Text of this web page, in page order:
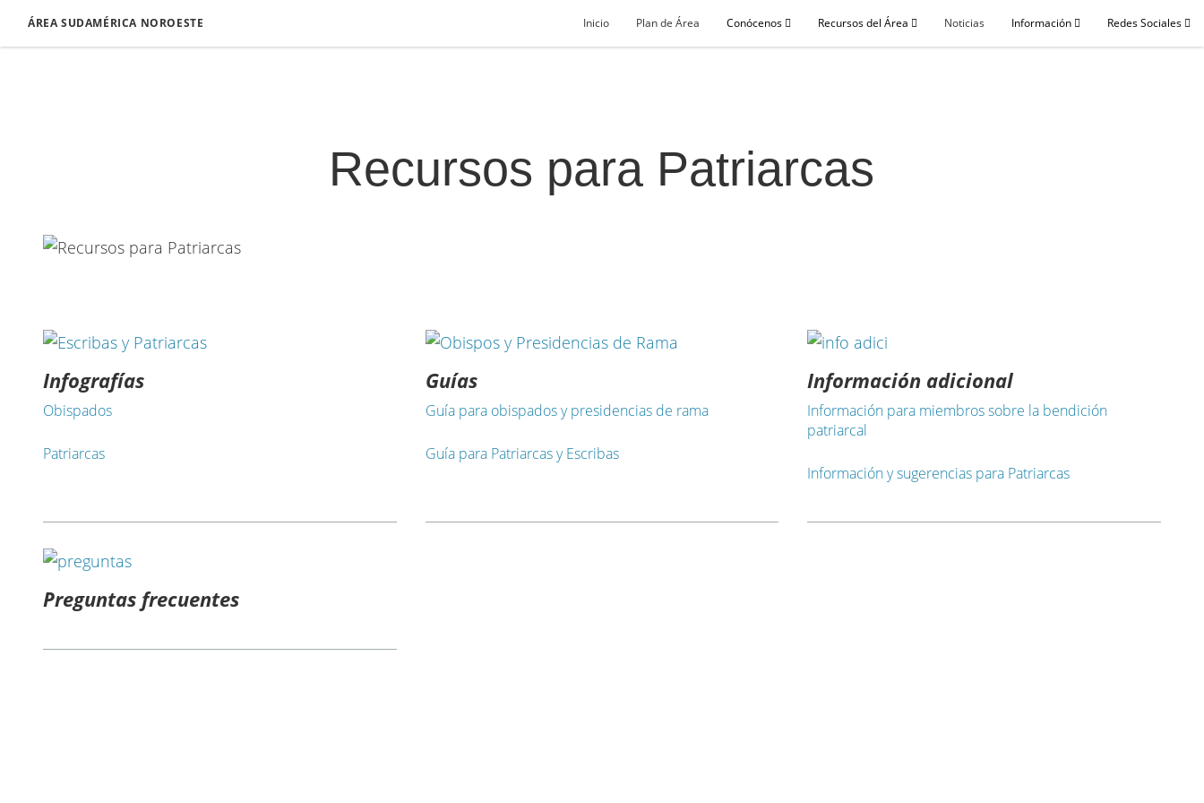
ÁREA SUDAMÉRICA NOROESTE Inicio Plan de Área Conócenos Recursos del Área Noticias Información Redes Sociales
Recursos para Patriarcas
Infografías
Obispados
Patriarcas
Guías
Guía para obispados y presidencias de rama
Guía para Patriarcas y Escribas
Información adicional
Información para miembros sobre la bendición
patriarcal
Información y sugerencias para Patriarcas
Preguntas frecuentes